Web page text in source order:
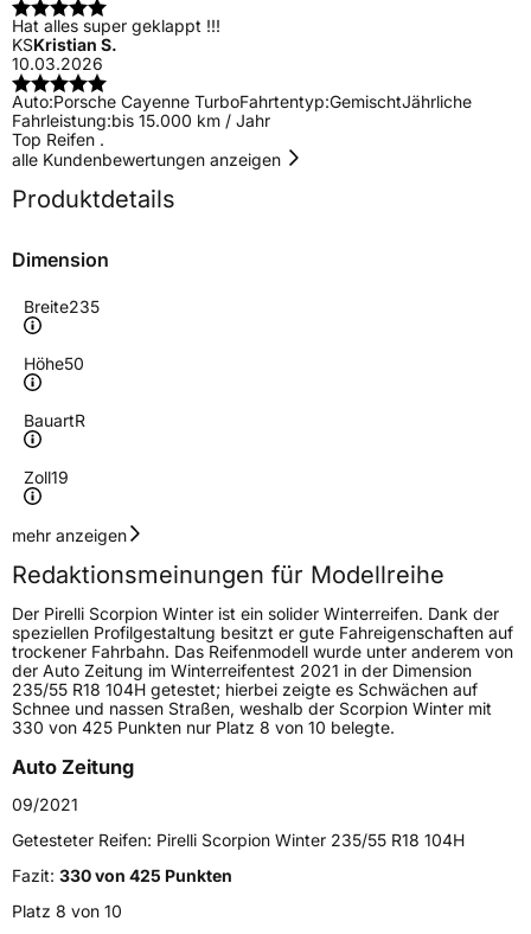
Hat alles super geklappt !!!
KSKristian S.
10.03.2026
Auto:Porsche Cayenne TurboFahrtentyp:GemischtJährliche
Fahrleistung:bis 15.000 km / Jahr
Top Reifen .
alle Kundenbewertungen anzeigen
Produktdetails
Dimension
Breite235
Höhe50
BauartR
Zoll19
Geschwindigkeitsindex
Höchstgeschwindigkeit
210 km/h
Lastindex103
Höchstlast875 kg
Gewicht (in kg)12,43 kg
Generelle Merkmale
Fahrzeugtyp
VerwendungWinterreifen
ModellnameScorpion Winter
FahrzeugartPKW & SUV
mehr anzeigen
Redaktionsmeinungen für Modellreihe
Der Pirelli Scorpion Winter ist ein solider Winterreifen. Dank der
speziellen Profilgestaltung besitzt er gute Fahreigenschaften auf
trockener Fahrbahn. Das Reifenmodell wurde unter anderem von
der Auto Zeitung im Winterreifentest 2021 in der Dimension
235/55 R18 104H getestet; hierbei zeigte es Schwächen auf
Schnee und nassen Straßen, weshalb der Scorpion Winter mit
330 von 425 Punkten nur Platz 8 von 10 belegte.
Auto Zeitung
09/2021
Getesteter Reifen: Pirelli Scorpion Winter 235/55 R18 104H
Fazit: 330 von 425 Punkten
Platz 8 von 10